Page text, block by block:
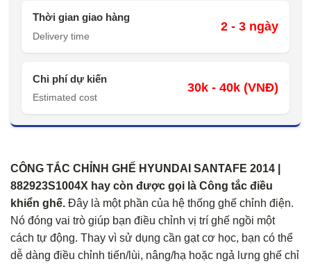
Thời gian giao hàng
Delivery time
2 - 3 ngày
Chi phí dự kiến
Estimated cost
30k - 40k (VNĐ)
CÔNG TẮC CHỈNH GHẾ HYUNDAI SANTAFE 2014 |
882923S1004X hay còn được gọi là Công tắc điều
khiển ghế. Đây là một phần của hệ thống ghế chỉnh điện.
Nó đóng vai trò giúp bạn điều chỉnh vị trí ghế ngồi một
cách tự động. Thay vì sử dụng cần gạt cơ học, bạn có thể
dễ dàng điều chỉnh tiến/lùi, nâng/hạ hoặc ngả lưng ghế chỉ